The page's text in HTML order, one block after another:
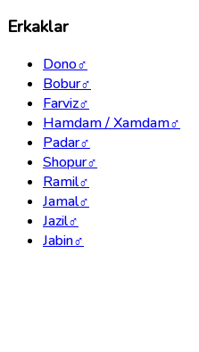
Erkaklar
Dono♂
Bobur♂
Farviz♂
Hamdam / Xamdam♂
Padar♂
Shopur♂
Ramil♂
Jamal♂
Jazil♂
Jabin♂